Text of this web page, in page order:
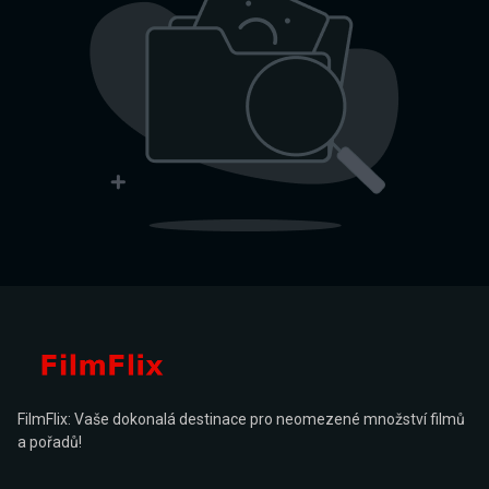
FilmFlix: Vaše dokonalá destinace pro neomezené množství filmů
a pořadů!